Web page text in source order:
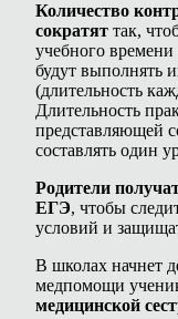
Количество
сократят так,
учебного
будут выполнять
(длительность
Длительность
представляющей
составлять один
Родители
ЕГЭ, чтобы
условий и
В школах начнет
медпомощи
медицинской